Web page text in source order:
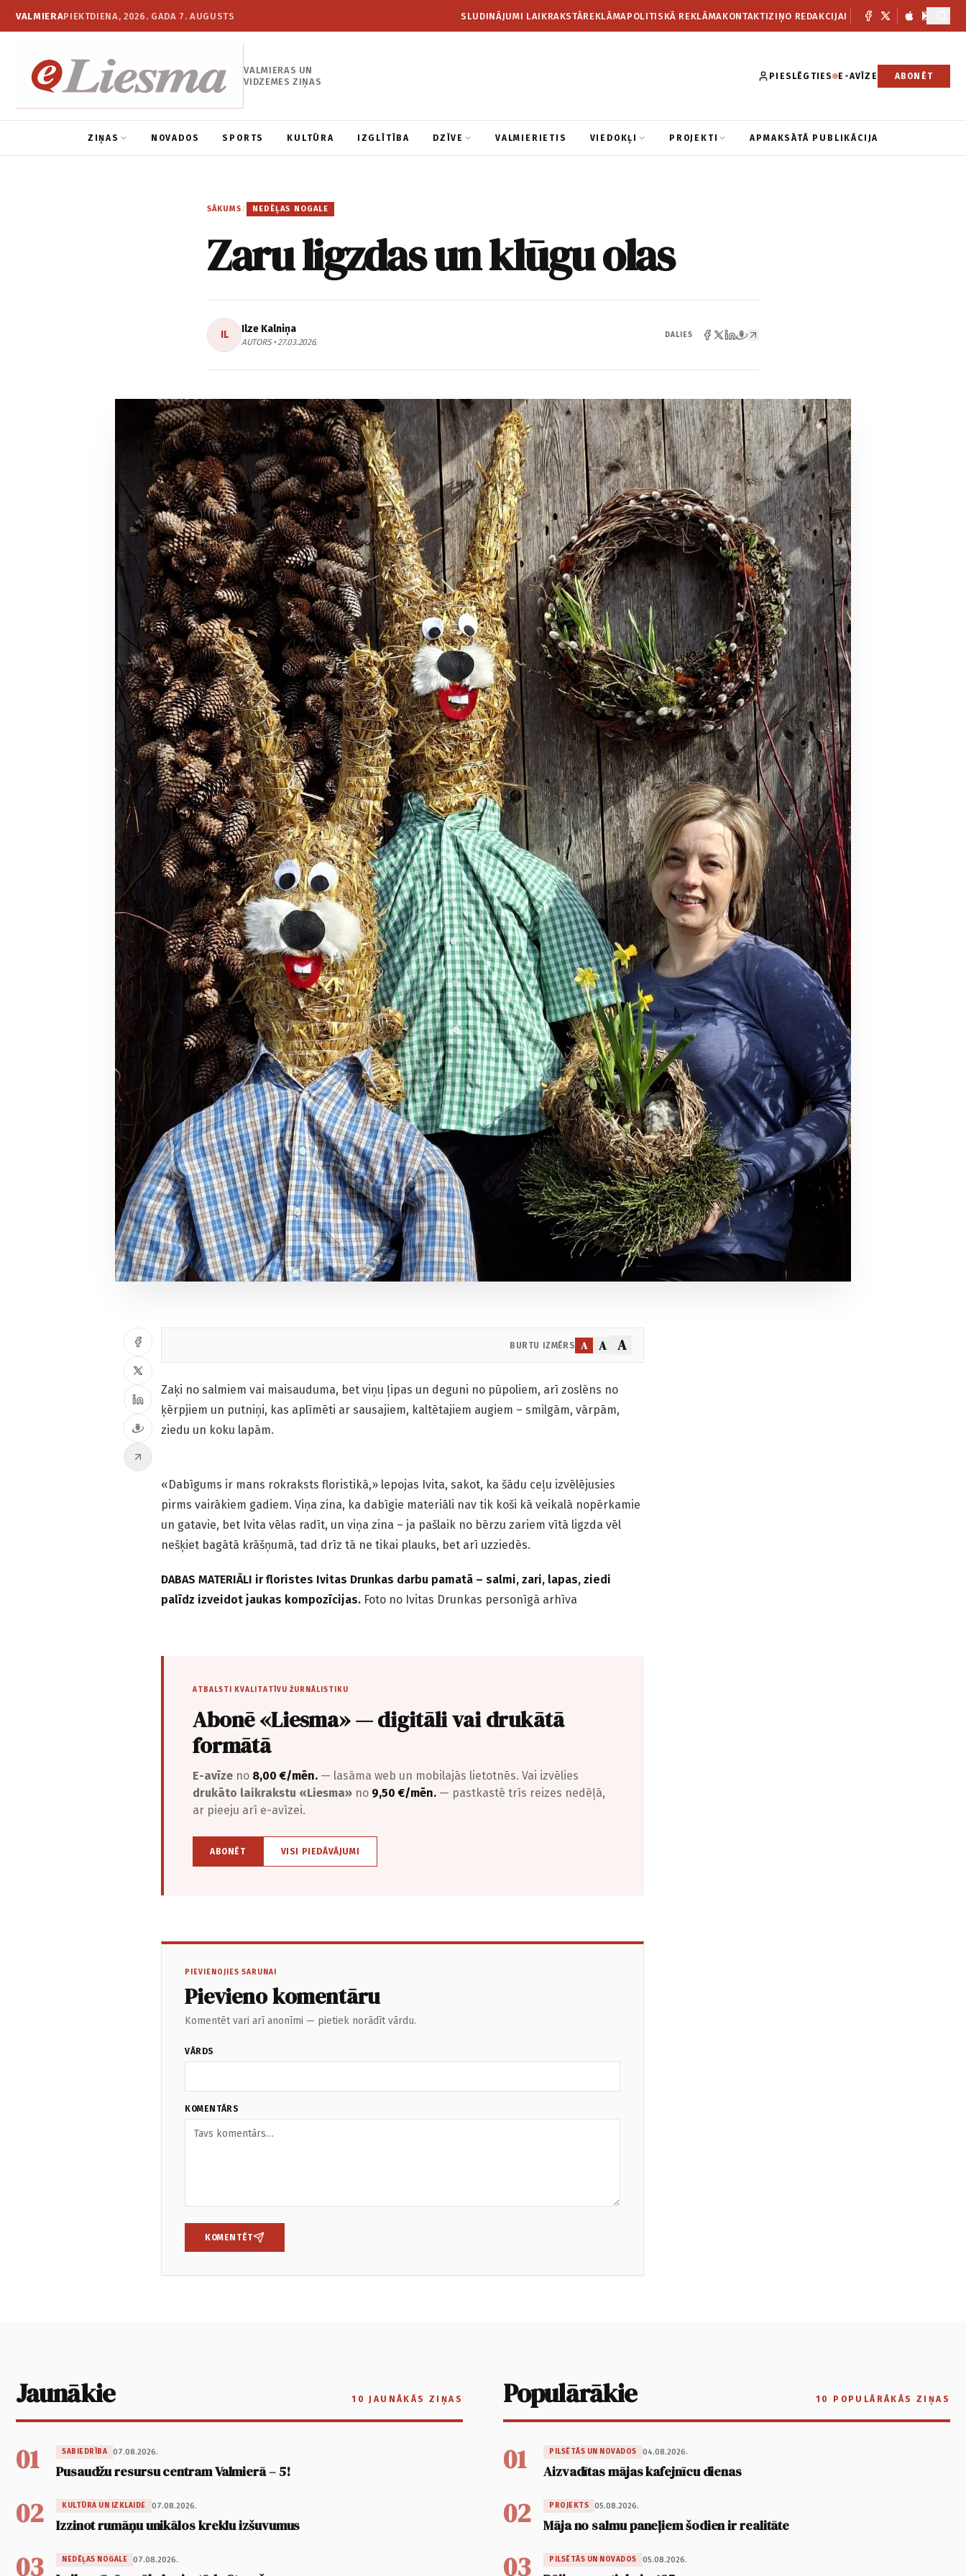
VALMIERAPIEKTDIENA, 2026. GADA 7. AUGUSTS SLUDINĀJUMI LAIKRAKSTĀREKLĀMAPOLITISKĀ REKLĀMAKONTAKTIZIŅO REDAKCIJAI
VALMIERAS UN
VIDZEMES ZIŅAS
PIESLĒGTIES E-AVĪZE ABONĒT
ZIŅAS NOVADOS SPORTS KULTŪRA IZGLĪTĪBA DZĪVE VALMIERIETIS VIEDOKĻI PROJEKTI APMAKSĀTĀ PUBLIKĀCIJA
SĀKUMS / NEDĒĻAS NOGALE
Zaru ligzdas un klūgu olas
IL Ilze Kalniņa
AUTORS • 27.03.2026.
DALIES
BURTU IZMĒRS A A A
Zaķi no salmiem vai maisauduma, bet viņu ļipas un deguni no pūpoliem, arī zoslēns no
ķērpjiem un putniņi, kas aplīmēti ar sausajiem, kaltētajiem augiem – smilgām, vārpām,
ziedu un koku lapām.
«Dabīgums ir mans rokraksts floristikā,» lepojas Ivita, sakot, ka šādu ceļu izvēlējusies
pirms vairākiem gadiem. Viņa zina, ka dabīgie materiāli nav tik koši kā veikalā nopērkamie
un gatavie, bet Ivita vēlas radīt, un viņa zina – ja pašlaik no bērzu zariem vītā ligzda vēl
nešķiet bagātā krāšņumā, tad drīz tā ne tikai plauks, bet arī uzziedēs.
DABAS MATERIĀLI ir floristes Ivitas Drunkas darbu pamatā – salmi, zari, lapas, ziedi
palīdz izveidot jaukas kompozīcijas. Foto no Ivitas Drunkas personīgā arhīva
ATBALSTI KVALITATĪVU ŽURNĀLISTIKU
Abonē «Liesma» — digitāli vai drukātā
formātā
E-avīze no 8,00 €/mēn. — lasāma web un mobilajās lietotnēs. Vai izvēlies
drukāto laikrakstu «Liesma» no 9,50 €/mēn. — pastkastē trīs reizes nedēļā,
ar pieeju arī e-avīzei.
ABONĒT VISI PIEDĀVĀJUMI
PIEVIENOJIES SARUNAI
Pievieno komentāru
Komentēt vari arī anonīmi — pietiek norādīt vārdu.
VĀRDS
KOMENTĀRS
KOMENTĒT
Jaunākie 10 JAUNĀKĀS ZIŅAS
01 SABIEDRĪBA 07.08.2026.
Pusaudžu resursu centram Valmierā – 5!
02 KULTŪRA UN IZKLAIDE 07.08.2026.
Izzinot rumāņu unikālos kreklu izšuvumus
03 NEDĒĻAS NOGALE 07.08.2026.
Populārākie 10 POPULĀRĀKĀS ZIŅAS
01 PILSĒTĀS UN NOVADOS 04.08.2026.
Aizvadītas mājas kafejnīcu dienas
02 PROJEKTS 05.08.2026.
Māja no salmu paneļiem šodien ir realitāte
03 PILSĒTĀS UN NOVADOS 05.08.2026.